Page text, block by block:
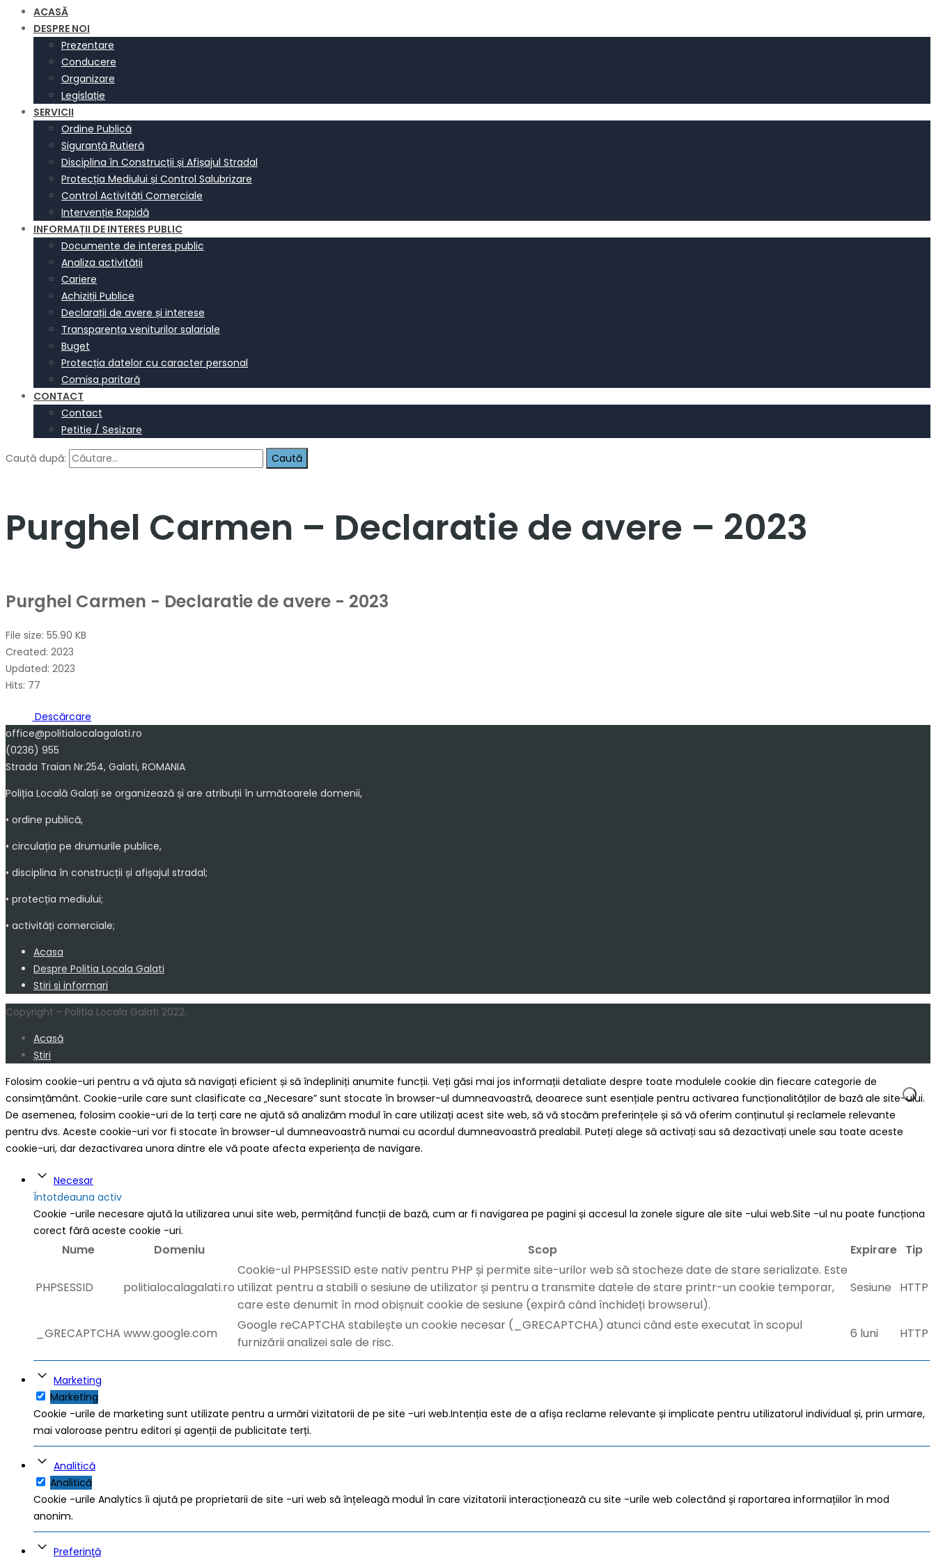
ACASĂ
DESPRE NOI
Prezentare
Conducere
Organizare
Legislație
SERVICII
Ordine Publică
Siguranță Rutieră
Disciplina în Construcții și Afișajul Stradal
Protecția Mediului și Control Salubrizare
Control Activități Comerciale
Intervenție Rapidă
INFORMAȚII DE INTERES PUBLIC
Documente de interes public
Analiza activității
Cariere
Achiziții Publice
Declarații de avere și interese
Transparența veniturilor salariale
Buget
Protecția datelor cu caracter personal
Comisa paritară
CONTACT
Contact
Petitie / Sesizare
Caută după:
Purghel Carmen – Declaratie de avere – 2023
Purghel Carmen - Declaratie de avere - 2023
File size: 55.90 KB
Created: 2023
Updated: 2023
Hits: 77
Descărcare
office@politialocalagalati.ro
(0236) 955
Strada Traian Nr.254, Galati, ROMANIA
Poliția Locală Galați se organizează și are atribuții în următoarele domenii,
• ordine publică,
• circulația pe drumurile publice,
• disciplina în construcții și afișajul stradal;
• protecția mediului;
• activități comerciale;
Acasa
Despre Politia Locala Galati
Stiri si informari
Copyright - Politia Locala Galati 2022.
Acasă
Știri
Folosim cookie-uri pentru a vă ajuta să navigați eficient și să îndepliniți anumite funcții. Veți găsi mai jos informații detaliate despre toate modulele cookie din fiecare categorie de
consimțământ. Cookie-urile care sunt clasificate ca „Necesare” sunt stocate în browser-ul dumneavoastră, deoarece sunt esențiale pentru activarea funcționalităților de bază ale site-ului.
De asemenea, folosim cookie-uri de la terți care ne ajută să analizăm modul în care utilizați acest site web, să vă stocăm preferințele și să vă oferim conținutul și reclamele relevante
pentru dvs. Aceste cookie-uri vor fi stocate în browser-ul dumneavoastră numai cu acordul dumneavoastră prealabil. Puteți alege să activați sau să dezactivați unele sau toate aceste
cookie-uri, dar dezactivarea unora dintre ele vă poate afecta experiența de navigare.
Necesar
Întotdeauna activ
Cookie -urile necesare ajută la utilizarea unui site web, permițând funcții de bază, cum ar fi navigarea pe pagini și accesul la zonele sigure ale site -ului web.Site -ul nu poate funcționa
corect fără aceste cookie -uri.
Nume Domeniu Scop Expirare Tip
PHPSESSID politialocalagalati.ro
Cookie-ul PHPSESSID este nativ pentru PHP și permite site-urilor web să stocheze date de stare serializate. Este
utilizat pentru a stabili o sesiune de utilizator și pentru a transmite datele de stare printr-un cookie temporar,
care este denumit în mod obișnuit cookie de sesiune (expiră când închideți browserul).
Sesiune HTTP
_GRECAPTCHA www.google.com
Google reCAPTCHA stabilește un cookie necesar (_GRECAPTCHA) atunci când este executat în scopul
furnizării analizei sale de risc.
6 luni HTTP
Marketing
Marketing
Cookie -urile de marketing sunt utilizate pentru a urmări vizitatorii de pe site -uri web.Intenția este de a afișa reclame relevante și implicate pentru utilizatorul individual și, prin urmare,
mai valoroase pentru editori și agenții de publicitate terți.
Analitică
Analitică
Cookie -urile Analytics îi ajută pe proprietarii de site -uri web să înțeleagă modul în care vizitatorii interacționează cu site -urile web colectând și raportarea informațiilor în mod
anonim.
Preferinţă